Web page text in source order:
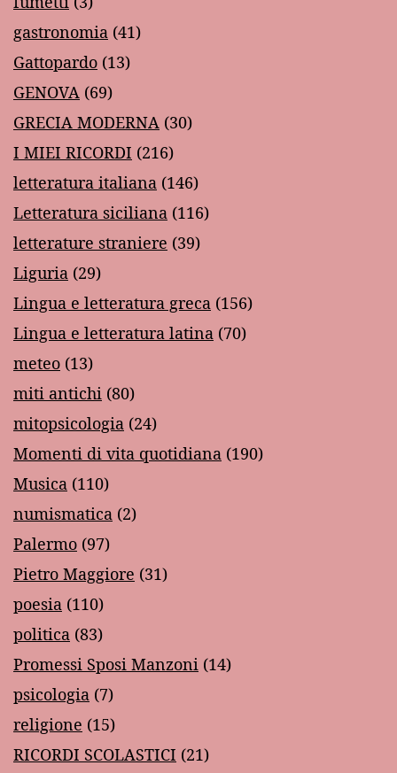
gastronomia (41)
Gattopardo (13)
GENOVA (69)
GRECIA MODERNA (30)
I MIEI RICORDI (216)
letteratura italiana (146)
Letteratura siciliana (116)
letterature straniere (39)
Liguria (29)
Lingua e letteratura greca (156)
Lingua e letteratura latina (70)
meteo (13)
miti antichi (80)
mitopsicologia (24)
Momenti di vita quotidiana (190)
Musica (110)
numismatica (2)
Palermo (97)
Pietro Maggiore (31)
poesia (110)
politica (83)
Promessi Sposi Manzoni (14)
psicologia (7)
religione (15)
RICORDI SCOLASTICI (21)